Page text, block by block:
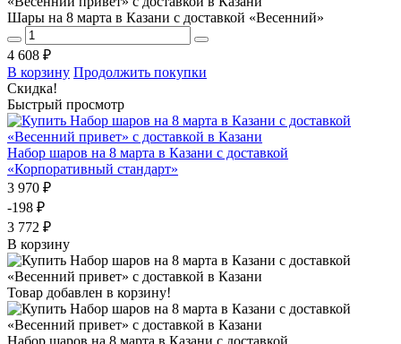
Шары на 8 марта в Казани с доставкой «Весенний»
4 608 ₽
В корзину Продолжить покупки
Скидка!
Быстрый просмотр
Набор шаров на 8 марта в Казани с доставкой
«Корпоративный стандарт»
3 970 ₽
-198 ₽
3 772 ₽
В корзину
Товар добавлен в корзину!
Набор шаров на 8 марта в Казани с доставкой